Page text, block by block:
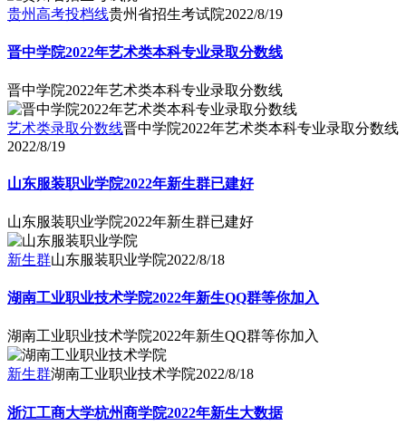
贵州高考投档线贵州省招生考试院2022/8/19
晋中学院2022年艺术类本科专业录取分数线
晋中学院2022年艺术类本科专业录取分数线
艺术类录取分数线晋中学院2022年艺术类本科专业录取分数线
2022/8/19
山东服装职业学院2022年新生群已建好
山东服装职业学院2022年新生群已建好
新生群山东服装职业学院2022/8/18
湖南工业职业技术学院2022年新生QQ群等你加入
湖南工业职业技术学院2022年新生QQ群等你加入
新生群湖南工业职业技术学院2022/8/18
浙江工商大学杭州商学院2022年新生大数据